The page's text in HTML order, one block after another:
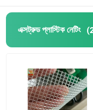
এক্সট্রুড প্লাস্টিক নেটিং